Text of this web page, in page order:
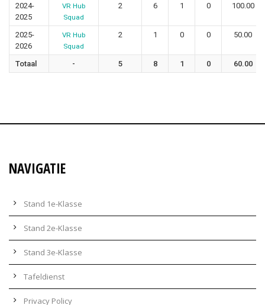
2024-
2025
VR Hub
Squad
2 6 1 0 100.00
2025-
2026
VR Hub
Squad
2 1 0 0 50.00
Totaal - 5 8 1 0 60.00
NAVIGATIE
Stand 1e-Klasse
Stand 2e-Klasse
Stand 3e-Klasse
Tafeldienst
Privacy Policy